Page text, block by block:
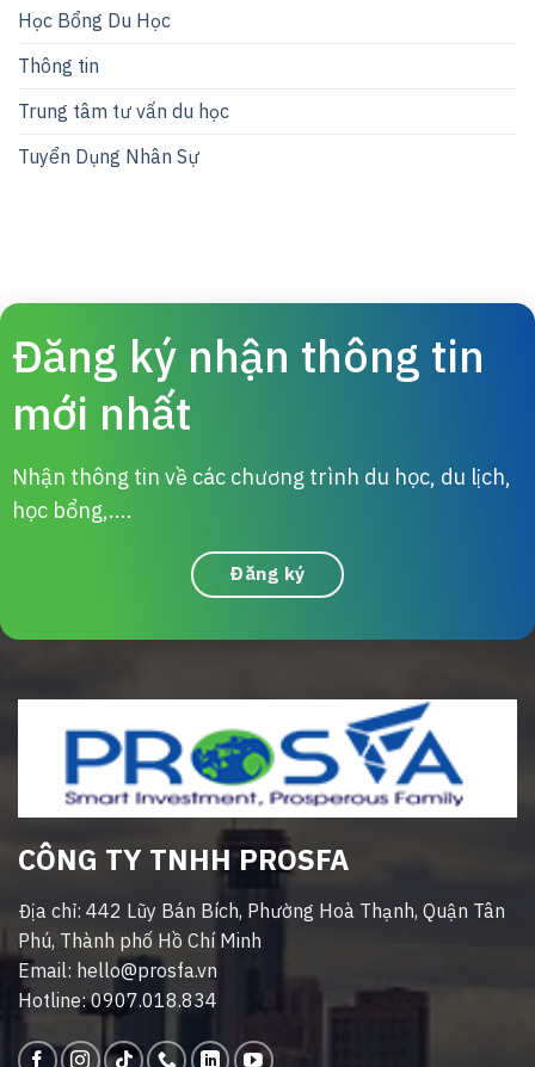
Học Bổng Du Học
Thông tin
Trung tâm tư vấn du học
Tuyển Dụng Nhân Sự
Đăng ký nhận thông tin
mới nhất
Nhận thông tin về các chương trình du học, du lịch,
học bổng,....
Đăng ký
CÔNG TY TNHH PROSFA
Địa chỉ: 442 Lũy Bán Bích, Phường Hoà Thạnh, Quận Tân
Phú, Thành phố Hồ Chí Minh
Email: hello@prosfa.vn
Hotline: 0907.018.834